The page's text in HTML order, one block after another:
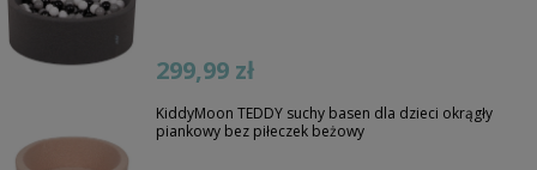
299,99 zł
KiddyMoon TEDDY suchy basen dla dzieci okrągły
piankowy bez piłeczek beżowy